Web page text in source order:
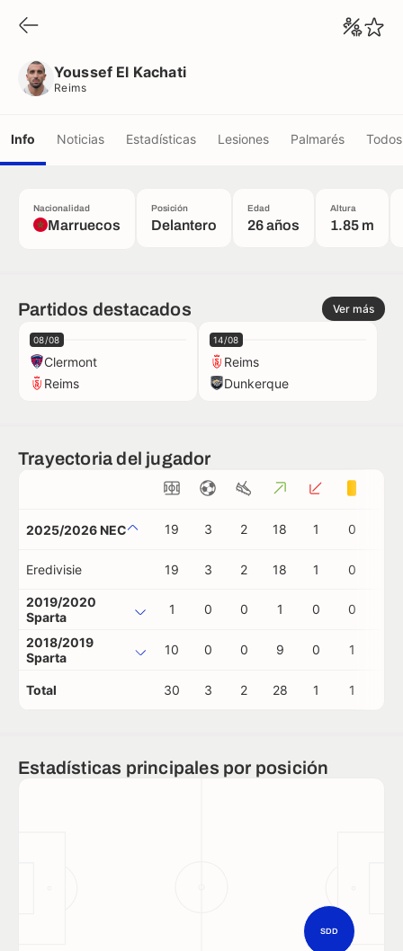
Youssef El Kachati
Reims
Info Noticias Estadísticas Lesiones Palmarés
Nacionalidad
Marruecos
Posición
Delantero
Edad
26 años
Altura
1.85 m
Partidos destacados Ver más
08/08
Clermont
Reims
14/08
Reims
Dunkerque
Trayectoria del jugador
2025/2026 NEC 19 3 2 18 1 0
Eredivisie 19 3 2 18 1 0
2019/2020
Sparta
1 0 0 1 0 0
2018/2019
Sparta
10 0 0 9 0 1
Total 30 3 2 28 1 1
Estadísticas principales por posición
SDD